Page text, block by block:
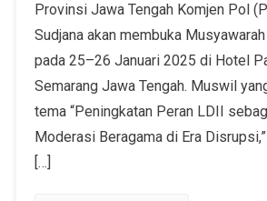
Provinsi Jawa Tengah Komjen Pol
Sudjana akan membuka Musyawarah
pada 25–26 Januari 2025 di Hotel
Semarang Jawa Tengah. Muswil
tema “Peningkatan Peran LDII
Moderasi Beragama di Era
[…]